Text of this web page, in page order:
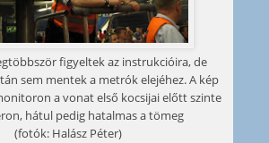
figyeltek az instrukcióira, de
sem mentek a metrók elejéhez. A kép
a vonat első kocsijai előtt szinte
hátul pedig hatalmas a tömeg
(fotók: Halász Péter)